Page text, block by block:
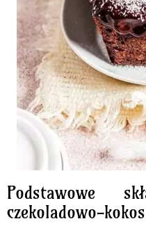
Podstawowe
czekoladowo-